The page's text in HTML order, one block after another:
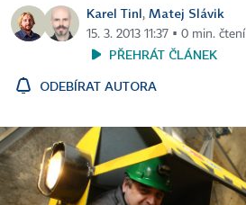
Karel Tinl, Matej Slávik
15. 3. 2013 11:37 ▪ 0 min. čtení
PŘEHRÁT ČLÁNEK
ODEBÍRAT AUTORA